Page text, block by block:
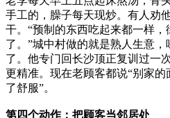
手工的，臊子每天现炒。有人劝
干。“预制的东西吃起来都一样
了。”城中村做的就是熟人生意
了。他专门回长沙顶正复训过一
更精准。现在老顾客都说“别家
了舒服”。
第四个动作：把顾客当邻居处